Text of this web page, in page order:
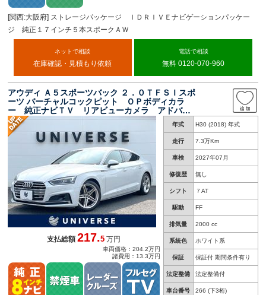
[関西:大阪府] ストレージパッケージ ＩＤＲＩＶＥナビゲーションパッケー
ジ 純正１７インチ５本スポークＡＷ
ネットで相談
在庫確認・見積もり依頼
電話で相談
無料 0120-070-960
アウディ Ａ５スポーツバック ２．０ＴＦＳＩスポ
ーツ バーチャルコックピット ＯＰボディカラ
ー 純正ナビＴＶ リアビューカメラ アドバン
スドキー パワーシート シートヒーター アダ
プティブクルコン マトリクスＬＥＤ ハイビー
ムアシスト ＥＴＣ 禁煙車
年式 H30 (2018) 年式
走行 7.3万Km
車検 2027年07月
修復歴 無し
シフト ７AT
駆動 FF
排気量 2000 cc
系統色 ホワイト系
保証 保証付 期間条件有り
法定整備 法定整備付
車台番号 266 (下3桁)
支払総額217.5 万円
車両価格：204.2万円
諸費用：13.3万円